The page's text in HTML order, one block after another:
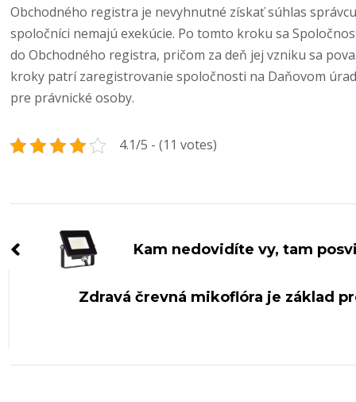
Obchodného registra je nevyhnutné získať súhlas
spoločníci nemajú exekúcie. Po tomto kroku sa
do Obchodného registra, pričom za deň jej vzniku sa
kroky patrí zaregistrovanie spoločnosti na Daňovom
pre právnické osoby.
4.1/5 - (11 votes)
příspěvkuKam nedovidíte vy, tam
Zdravá črevná mikoflóra je základ